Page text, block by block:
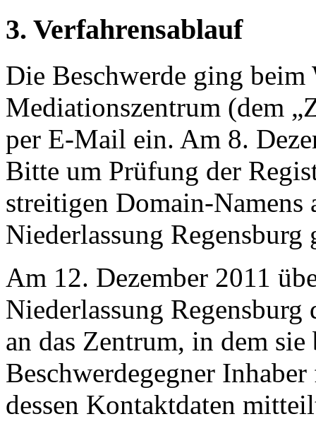
3. Verfahrensablauf
Die Beschwerde ging
Mediationszentrum (dem
per E-Mail ein. Am 8.
Bitte um Prüfung der
streitigen Domain-
Niederlassung Regensburg
Am 12. Dezember 2011
Niederlassung
an das Zentrum, in dem sie
Beschwerdegegner
dessen Kontaktdaten